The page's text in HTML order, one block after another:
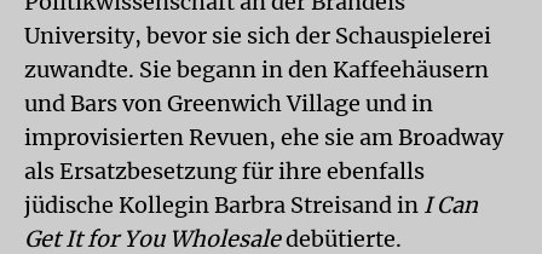
University, bevor sie sich der Schauspielerei
zuwandte. Sie begann in den Kaffeehäusern
und Bars von Greenwich Village und in
improvisierten Revuen, ehe sie am Broadway
als Ersatzbesetzung für ihre ebenfalls
jüdische Kollegin Barbra Streisand in I Can
Get It for You Wholesaledebütierte.